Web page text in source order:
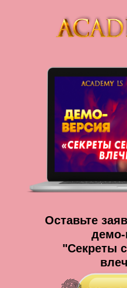
Оставьте
демо-
"Секреты